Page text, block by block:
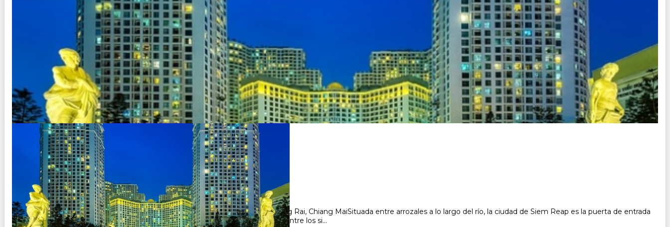
SIEM REAP Y TAILANDIA LOS ESENCIALES
Duración:
Días 9Noches
Paquete Turistico de 10 dias 9 noches Visitando Siem Reap, Bangkok, Chiang Rai, Chiang MaiSituada entre arrozales a lo largo del río, la ciudad de Siem Reap es la puerta de entrada
a las milenarias ruinas de Angkor, hogar de más de 100 templos construidos entre los si...